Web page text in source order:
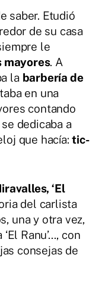
saber. Etudió
de su casa
le
mayores. A
la barbería de
en una
contando
dedicaba a
que hacía:tic-
‘El
del carlista
una y otra vez,
Ranu’..., con
consejas de